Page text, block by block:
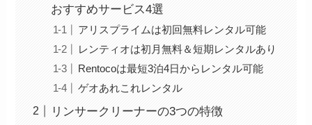
おすすめサービス4選
アリスプライムは初回無料レンタル可能
レンティオは初月無料＆短期レンタルあり
Rentocoは最短3泊4日からレンタル可能
ゲオあれこれレンタル
リンサークリーナーの3つの特徴